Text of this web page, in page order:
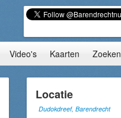
Video's Kaarten Zoeken
Locatie
Dudokdreef, Barendrecht